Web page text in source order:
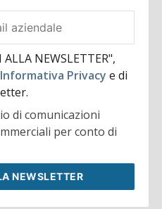
NEWSLETTER",
Informativa Privacye di
di comunicazioni
per conto di
NEWSLETTER